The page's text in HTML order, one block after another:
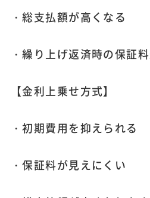
・総支払額が高くなる
・繰り上げ返済時の保証
【金利上乗せ方式】
・初期費用を抑えられる
・保証料が見えにくい